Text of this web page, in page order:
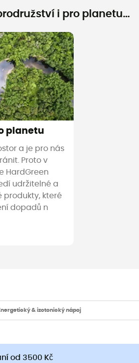
i pro planetu…
planetu
a je pro nás
Proto v
HardGreen
udržitelné a
produkty, které
dopadů n
& izotonický nápoj
od 3500 Kč